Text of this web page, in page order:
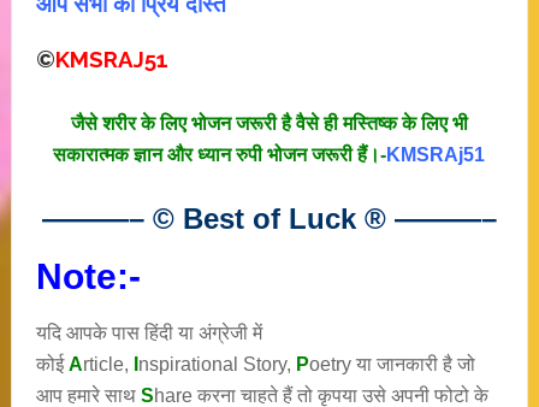
©KMSRAJ51
जैसे शरीर के लिए भोजन जरूरी है वैसे ही मस्तिष्क के लिए भी
सकारात्मक ज्ञान और ध्यान रुपी भोजन जरूरी हैं।-KMSRAj51
———– © Best of Luck ® ———–
Note:-
यदि आपके पास हिंदी या अंग्रेजी में
कोईArticle, nspirational Story, Poetryया जानकारी है जो
आप हमारे साथ Share करना चाहते हैं तो कृपया उसे अपनी फोटो के